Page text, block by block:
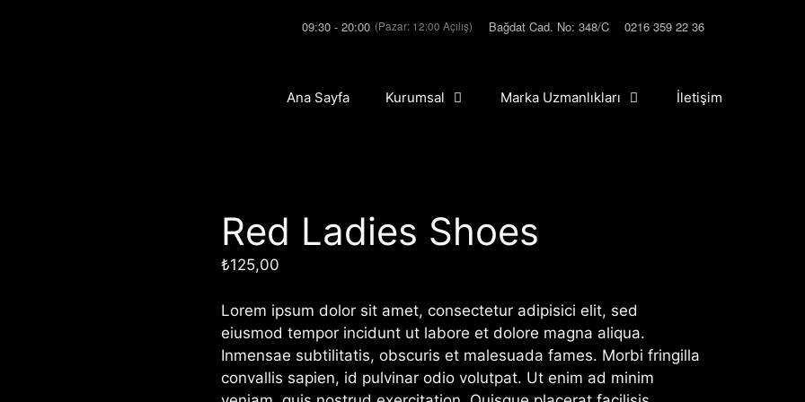
09:30 - 20:00 (Pazar: 12:00 Açılış) Bağdat Cad. No: 348/C 0216 359 22 36
Ana Sayfa Kurumsal Marka Uzmanlıkları İletişim
Red Ladies Shoes
₺125,00
Lorem ipsum dolor sit amet, consectetur adipisici elit, sed
eiusmod tempor incidunt ut labore et dolore magna aliqua.
Inmensae subtilitatis, obscuris et malesuada fames. Morbi fringilla
convallis sapien, id pulvinar odio volutpat. Ut enim ad minim